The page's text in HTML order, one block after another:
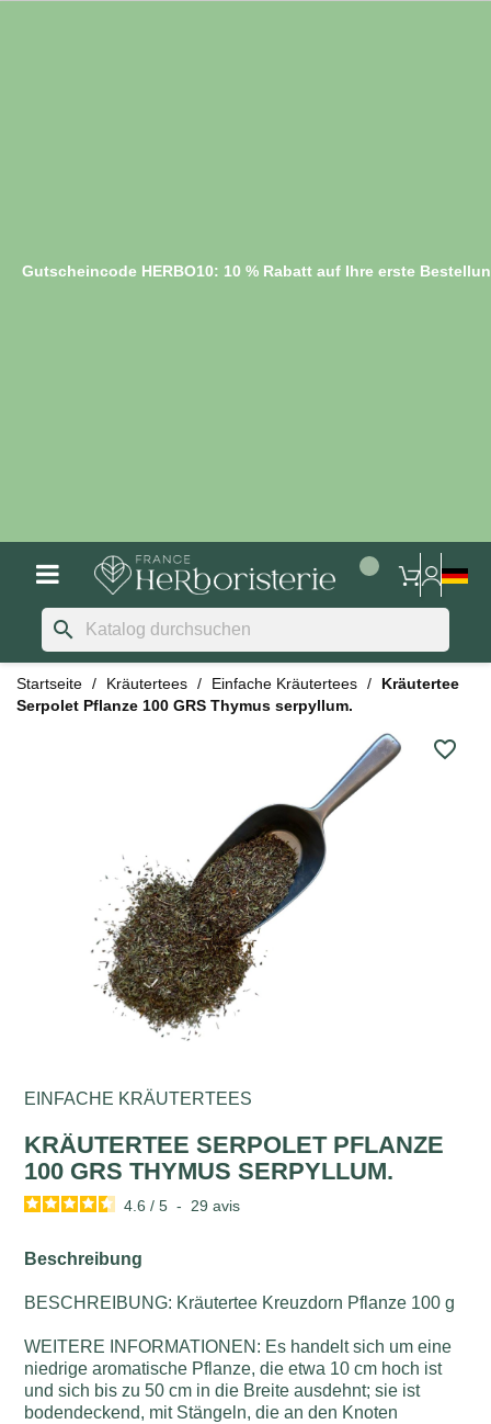
Gutscheincode HERBO10: 10 % Rabatt auf Ihre erste
search
Startseite Kräutertees Einfache Kräutertees
Kräutertee
Serpolet Pflanze 100 GRS Thymus serpyllum.
favorite_border
EINFACHE KRÄUTERTEES
KRÄUTERTEE SERPOLET PFLANZE
100 GRS THYMUS SERPYLLUM.
4.6 / 5 - 29avis
Beschreibung
BESCHREIBUNG: Kräutertee Kreuzdorn Pflanze 100 g
WEITERE INFORMATIONEN: Es handelt sich um eine
niedrige aromatische Pflanze, die etwa 10 cm hoch ist
und sich bis zu 50 cm in die Breite ausdehnt; sie ist
bodendeckend, mit Stängeln, die an den Knoten